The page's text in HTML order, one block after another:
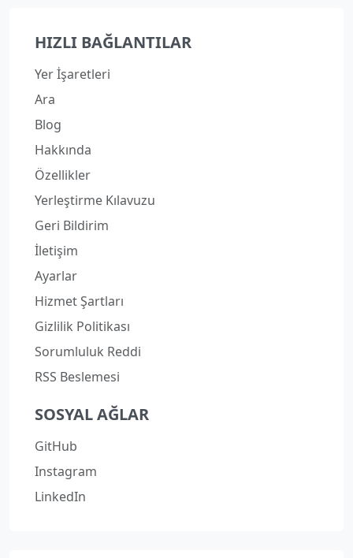
HIZLI BAĞLANTILAR
Yer İşaretleri
Ara
Blog
Hakkında
Özellikler
Yerleştirme Kılavuzu
Geri Bildirim
İletişim
Ayarlar
Hizmet Şartları
Gizlilik Politikası
Sorumluluk Reddi
RSS Beslemesi
SOSYAL AĞLAR
GitHub
Instagram
LinkedIn